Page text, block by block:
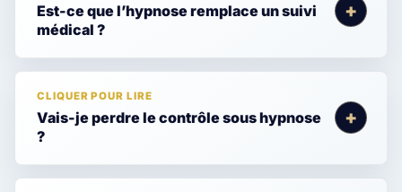
Est-ce que l’hypnose remplace un suivi
médical ?
Vais-je perdre le contrôle sous hypnose
?